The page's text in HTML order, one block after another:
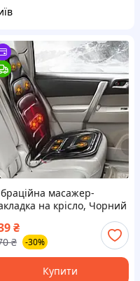
масажер-
на крісло, Чорний
автомобіля з
JB-616B
₴
₴ -30%
Купити